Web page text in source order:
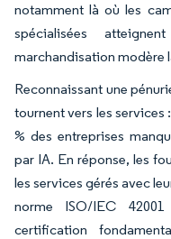
notamment là où les
spécialisées
marchandisation modère
Reconnaissant une
tournent vers les
% des entreprises
par IA. En réponse, les
les services gérés avec
norme ISO/IEC
certification